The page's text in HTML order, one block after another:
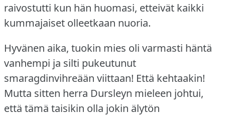
raivostutti kun hän huomasi, etteivät kaikki
kummajaiset olleetkaan nuoria.
Hyvänen aika, tuokin mies oli varmasti häntä
vanhempi ja silti pukeutunut
smaragdinvihreään viittaan! Että kehtaakin!
Mutta sitten herra Dursleyn mieleen johtui,
että tämä taisikin olla jokin älytön